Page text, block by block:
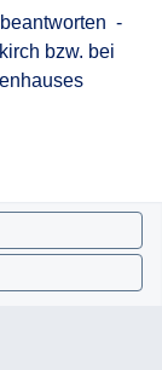
-
bzw. bei